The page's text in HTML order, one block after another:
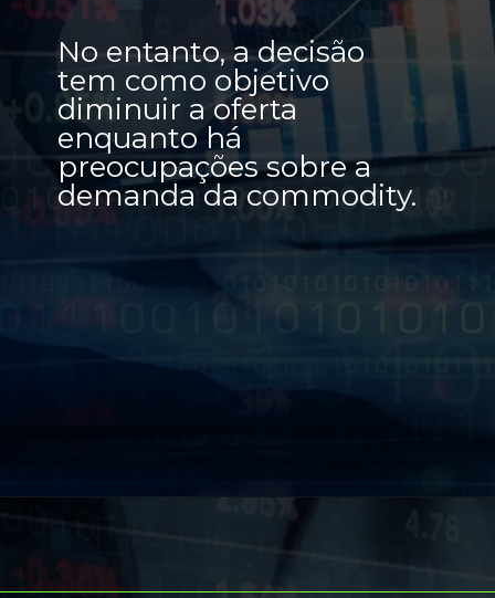
No entanto, a decisão
tem como objetivo
diminuir a oferta
enquanto há
preocupações sobre a
demanda da commodity.